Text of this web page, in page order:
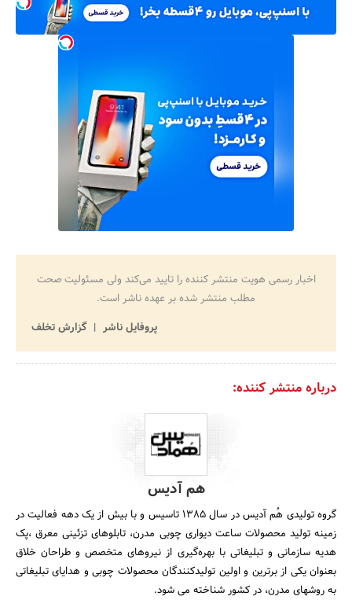
اخبار رسمی هویت منتشر کننده را تایید می‌کند ولی مسئولیت صحت
مطلب منتشر شده بر عهده ناشر است.
پروفایل ناشر
گزارش تخلف
درباره منتشر کننده:
هم آدیس
گروه تولیدی هُم آدیس در سال 1385 تاسیس و با بیش از یک دهه فعالیت در
زمینه تولید محصولات ساعت دیواری چوبی مدرن، تابلوهای تزئینی معرق ،پک
هدیه سازمانی و تبلیغاتی با بهره‌گیری از نیروهای متخصص و طراحان خلاق
بعنوان یکی از برترین و اولین تولیدکنندگان محصولات چوبی و هدایای تبلیغاتی
به روشهای مدرن، در کشور شناخته می شود.